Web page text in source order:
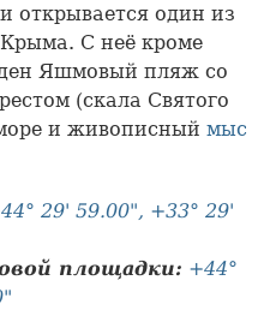
открывается один из
С неё кроме
Яшмовый пляж со
(скала Святого
и живописный мыс
29' 59.00", +33° 29'
площадки: +44°